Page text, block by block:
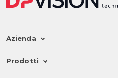
Azienda
Prodotti